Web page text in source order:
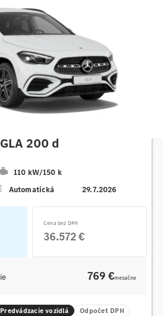
GLA 200 d
110 kW/150 k
Automatická 29.7.2026
Cena bez DPH
36.572 €
769 €mesačne
Predvádzacie vozidlá Odpočet DPH